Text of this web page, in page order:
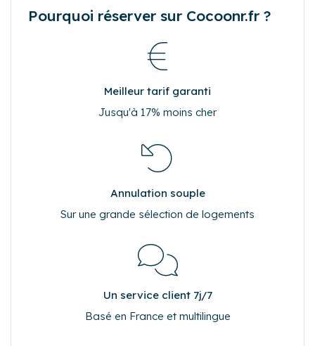
Pourquoi réserver sur Cocoonr.fr ?
Meilleur tarif garanti
Jusqu'à 17% moins cher
Annulation souple
Sur une grande sélection de logements
Un service client 7j/7
Basé en France et multilingue